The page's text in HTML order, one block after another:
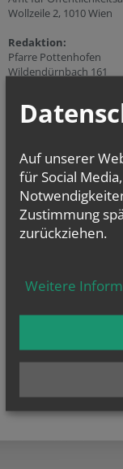
Wollzeile 2, 1010 Wien
Redaktion:
Pfarre Pottenhofen
Wildendürnbach 161
E-Mail:
Diese Seite ist der
Webportals der
Datenschutzerklärung
Auf unserer
für Social
Zustimmung
zurückziehen.
Weitere